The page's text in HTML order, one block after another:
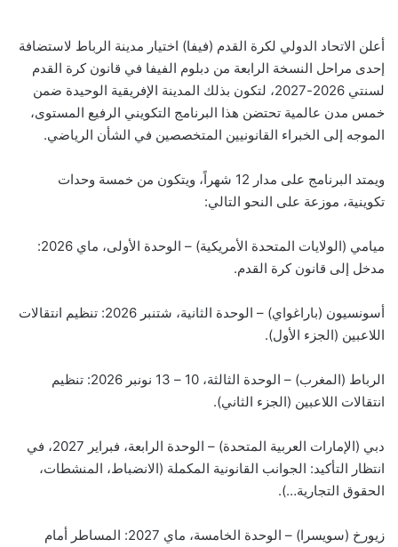
أعلن الاتحاد الدولي لكرة القدم (فيفا) اختيار مدينة الرباط لاستضافة
إحدى مراحل النسخة الرابعة من دبلوم الفيفا في قانون كرة القدم
لسنتي 2026-2027، لتكون بذلك المدينة الإفريقية الوحيدة ضمن
خمس مدن عالمية تحتضن هذا البرنامج التكويني الرفيع المستوى،
الموجه إلى الخبراء القانونيين المتخصصين في الشأن الرياضي.
ويمتد البرنامج على مدار 12 شهراً، ويتكون من خمسة وحدات
تكوينية، موزعة على النحو التالي:
ميامي (الولايات المتحدة الأمريكية) – الوحدة الأولى، ماي 2026:
مدخل إلى قانون كرة القدم.
أسونسيون (باراغواي) – الوحدة الثانية، شتنبر 2026: تنظيم انتقالات
اللاعبين (الجزء الأول).
الرباط (المغرب) – الوحدة الثالثة، 10 – 13 نونبر 2026: تنظيم
انتقالات اللاعبين (الجزء الثاني).
دبي (الإمارات العربية المتحدة) – الوحدة الرابعة، فبراير 2027، في
انتظار التأكيد: الجوانب القانونية المكملة (الانضباط، المنشطات،
الحقوق التجارية…).
زيورخ (سويسرا) – الوحدة الخامسة، ماي 2027: المساطر أمام